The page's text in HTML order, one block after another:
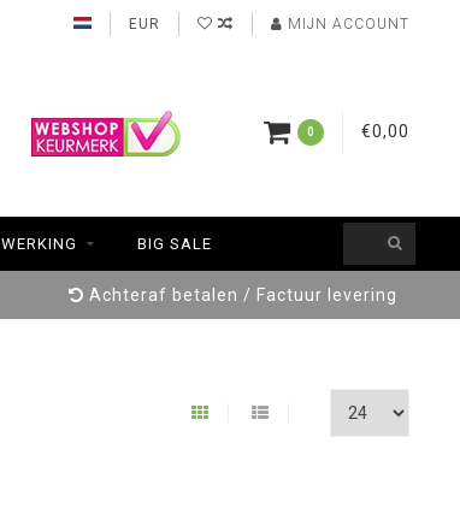
EUR MIJN ACCOUNT
0 €0,00
BIG SALE
Achteraf betalen / Factuur levering